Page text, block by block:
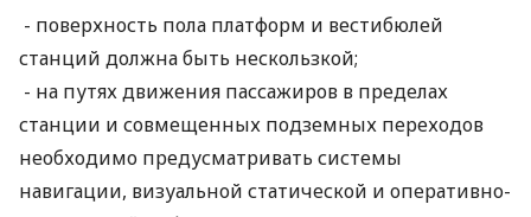
- поверхность пола платформ и вестибюлей
станций должна быть нескользкой;
- на путях движения пассажиров в пределах
станции и совмещенных подземных переходов
необходимо предусматривать системы
навигации, визуальной статической и оперативно-